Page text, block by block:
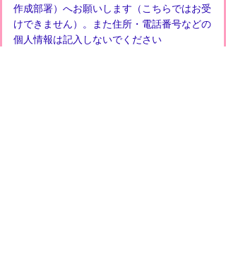
作成部署）へお願いします（こちらではお受
けできません）。また住所・電話番号などの
個人情報は記入しないでください